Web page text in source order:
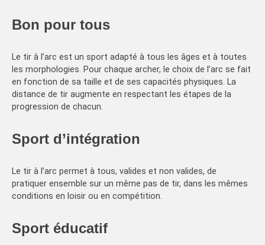
Bon pour tous
Le tir à l’arc est un sport adapté à tous les âges et à toutes
les morphologies. Pour chaque archer, le choix de l’arc se fait
en fonction de sa taille et de ses capacités physiques. La
distance de tir augmente en respectant les étapes de la
progression de chacun.
Sport d’intégration
Le tir à l’arc permet à tous, valides et non valides, de
pratiquer ensemble sur un même pas de tir, dans les mêmes
conditions en loisir ou en compétition.
Sport éducatif